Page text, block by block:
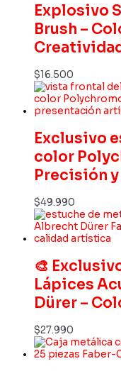
Explosivo
Brush –
$16.500
Exclusivo
color
Precisión
$49.990
🎨
Lápices
Dürer –
$27.990